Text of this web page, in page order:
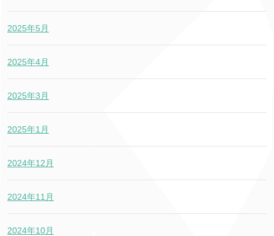
2025年5月
2025年4月
2025年3月
2025年1月
2024年12月
2024年11月
2024年10月